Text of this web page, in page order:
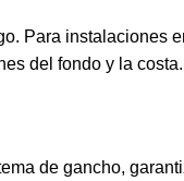
Para instalaciones
del fondo y la costa.
de gancho,